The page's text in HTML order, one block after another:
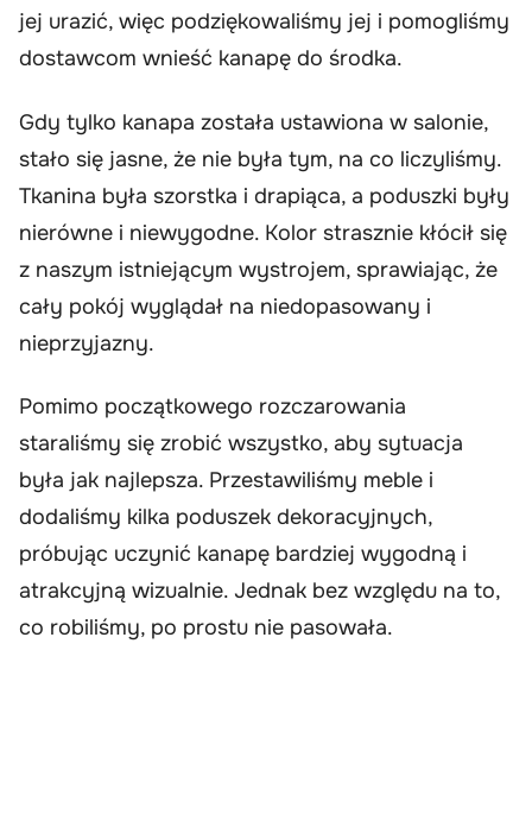
jej urazić, więc podziękowaliśmy jej i pomogliśmy
dostawcom wnieść kanapę do środka.
Gdy tylko kanapa została ustawiona w salonie,
stało się jasne, że nie była tym, na co liczyliśmy.
Tkanina była szorstka i drapiąca, a poduszki były
nierówne i niewygodne. Kolor strasznie kłócił się
z naszym istniejącym wystrojem, sprawiając, że
cały pokój wyglądał na niedopasowany i
nieprzyjazny.
Pomimo początkowego rozczarowania
staraliśmy się zrobić wszystko, aby sytuacja
była jak najlepsza. Przestawiliśmy meble i
dodaliśmy kilka poduszek dekoracyjnych,
próbując uczynić kanapę bardziej wygodną i
atrakcyjną wizualnie. Jednak bez względu na to,
co robiliśmy, po prostu nie pasowała.